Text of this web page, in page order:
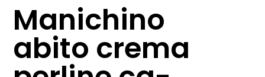
Manichino
abito crema